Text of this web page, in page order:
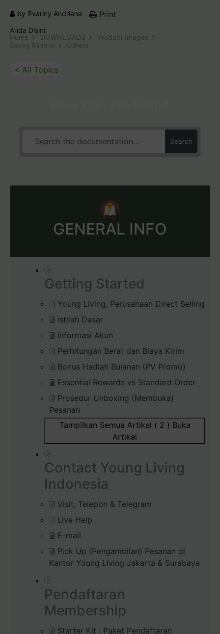
by Evariny Andriana Print
Anda Disini:
Home
DOWNLOADS
Product Images
Savvy Mineral
Others
< All Topics
Search
GENERAL INFO
Getting Started
Young Living, Perusahaan Direct Selling
Istilah Dasar
Informasi Akun
Perhitungan Berat dan Biaya Kirim
Bonus Hadiah Bulanan (PV Promo)
Essential Rewards vs Standard Order
Prosedur Unboxing (Membuka)
Pesanan
Tampilkan Semua Artikel ( 2 ) Buka
Artikel
Contact Young Living
Indonesia
Visit, Telepon & Telegram
Live Help
E-mail
Pick Up (Pengambilan) Pesanan di
Kantor Young Living Jakarta & Surabaya
Pendaftaran
Membership
Starter Kit : Paket Pendaftaran